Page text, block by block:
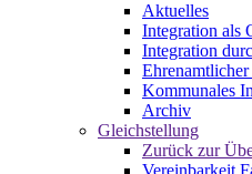
Aktuelles
Integration als
Integration
Kommunales
Archiv
Gleichstellung
Zurück zur
Vereinbarkeit